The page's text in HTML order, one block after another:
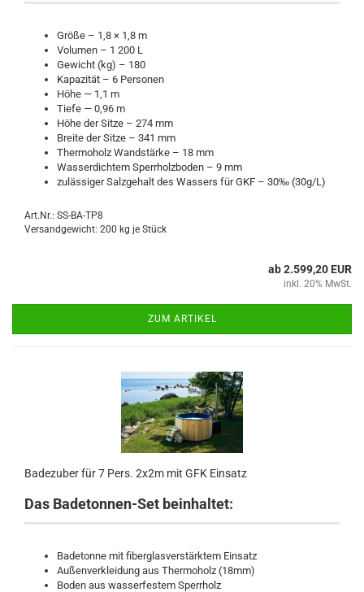
Größe – 1,8 × 1,8 m
Volumen – 1 200 L
Gewicht (kg) – 180
Kapazität – 6 Personen
Höhe — 1,1 m
Tiefe — 0,96 m
Höhe der Sitze – 274 mm
Breite der Sitze – 341 mm
Thermoholz Wandstärke – 18 mm
Wasserdichtem Sperrholzboden – 9 mm
zulässiger Salzgehalt des Wassers für GKF – 30‰ (30g/L)
Art.Nr.: SS-BA-TP8
Versandgewicht: 200 kg je Stück
ab 2.599,20 EUR
inkl. 20% MwSt.
ZUM ARTIKEL
Badezuber für 7 Pers. 2x2m mit GFK Einsatz
Das Badetonnen-Set beinhaltet:
Badetonne mit fiberglasverstärktem Einsatz
Außenverkleidung aus Thermoholz (18mm)
Boden aus wasserfestem Sperrholz